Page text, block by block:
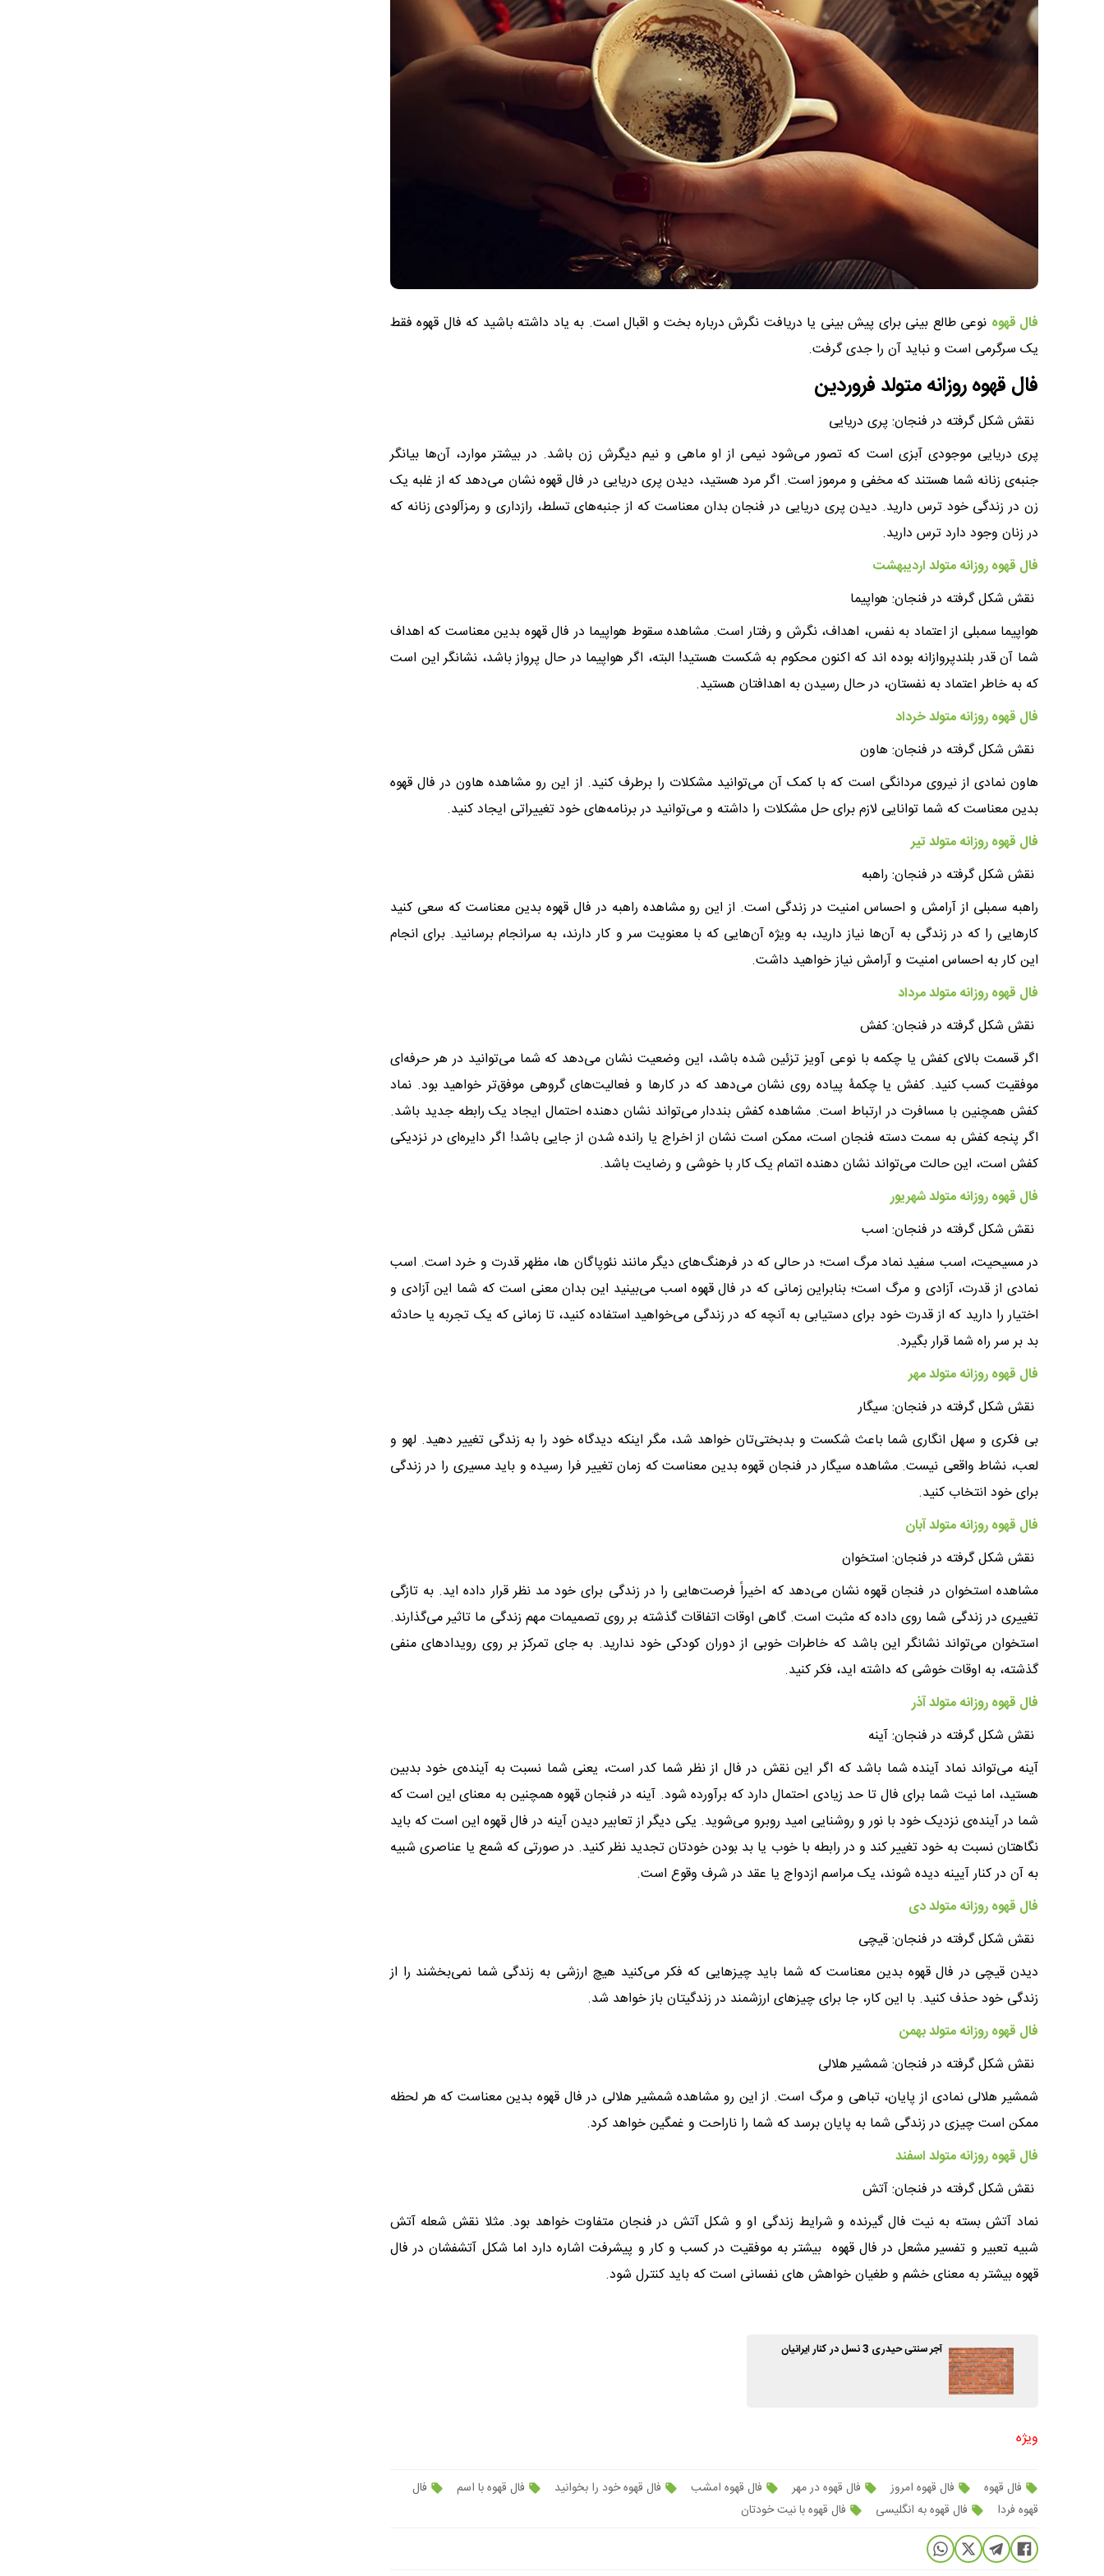
فال قهوه نوعی طالع بینی برای پیش بینی یا دریافت نگرش درباره بخت و اقبال است. به یاد داشته باشید که فال قهوه فقط
یک سرگرمی است و نباید آن را جدی گرفت.
فال قهوه روزانه متولد فروردین
نقش شکل گرفته در فنجان: پری دریایی
پری دریایی موجودی آبزی است که تصور می‌شود نیمی از او ماهی و نیم دیگرش زن باشد. در بیشتر موارد، آن‌ها بیانگر
جنبه‌ی زنانه شما هستند که مخفی و مرموز است. اگر مرد هستید، دیدن پری دریایی در فال قهوه نشان می‌دهد که از غلبه یک
زن در زندگی خود ترس دارید. دیدن پری دریایی در فنجان بدان معناست که از جنبه‌های تسلط، رازداری و رمز‌آلودی زنانه که
در زنان وجود دارد ترس دارید.
فال قهوه روزانه متولد اردیبهشت
نقش شکل گرفته در فنجان: هواپیما
هواپیما سمبلی از اعتماد به نفس، اهداف، نگرش و رفتار است. مشاهده سقوط هواپیما در فال قهوه بدین معناست که اهداف
شما آن قدر بلندپروازانه بوده اند که اکنون محکوم به شکست هستید! البته، اگر هواپیما در حال پرواز باشد، نشانگر این است
که به خاطر اعتماد به نفستان، در حال رسیدن به اهدافتان هستید.
فال قهوه روزانه متولد خرداد
نقش شکل گرفته در فنجان: هاون
هاون نمادی از نیروی مردانگی است که با کمک آن می‌توانید مشکلات را برطرف کنید. از این رو مشاهده هاون در فال قهوه
بدین معناست که شما توانایی لازم برای حل مشکلات را داشته و می‌توانید در برنامه‌های خود تغییراتی ایجاد کنید.
فال قهوه روزانه متولد تیر
نقش شکل گرفته در فنجان: راهبه
راهبه سمبلی از آرامش و احساس امنیت در زندگی است. از این رو مشاهده راهبه در فال قهوه بدین معناست که سعی کنید
کار‌هایی را که در زندگی به آن‌ها نیاز دارید، به ویژه آن‌هایی که با معنویت سر و کار دارند، به سرانجام برسانید. برای انجام
این کار به احساس امنیت و آرامش نیاز خواهید داشت.
فال قهوه روزانه متولد مرداد
نقش شکل گرفته در فنجان: کفش
اگر قسمت بالای کفش یا چکمه با نوعی آویز تزئین شده باشد، این وضعیت نشان می‌دهد که شما می‌توانید در هر حرفه‌ای
موفقیت کسب کنید. کفش یا چکمۀ پیاده روی نشان می‌دهد که در کار‌ها و فعالیت‌های گروهی موفق‌تر خواهید بود. نماد
کفش همچنین با مسافرت در ارتباط است. مشاهده کفش بنددار می‌تواند نشان دهنده احتمال ایجاد یک رابطه جدید باشد.
اگر پنجه کفش به سمت دسته فنجان است، ممکن است نشان از اخراج یا رانده شدن از جایی باشد! اگر دایره‌ای در نزدیکی
کفش است، این حالت می‌تواند نشان دهنده اتمام یک کار با خوشی و رضایت باشد.
فال قهوه روزانه متولد شهریور
نقش شکل گرفته در فنجان: اسب
در مسیحیت، اسب سفید نماد مرگ است؛ در حالی که در فرهنگ‌های دیگر مانند نئوپاگان ها، مظهر قدرت و خرد است. اسب
نمادی از قدرت، آزادی و مرگ است؛ بنابراین زمانی که در فال قهوه اسب می‌بینید این بدان معنی است که شما این آزادی و
اختیار را دارید که از قدرت خود برای دستیابی به آنچه که در زندگی می‌خواهید استفاده کنید، تا زمانی که یک تجربه یا حادثه
بد بر سر راه شما قرار بگیرد.
فال قهوه روزانه متولد مهر
نقش شکل گرفته در فنجان: سیگار
بی فکری و سهل انگاری شما باعث شکست و بدبختی‌تان خواهد شد، مگر اینکه دیدگاه خود را به زندگی تغییر دهید. لهو و
لعب، نشاط واقعی نیست. مشاهده سیگار در فنجان قهوه بدین معناست که زمان تغییر فرا رسیده و باید مسیری را در زندگی
برای خود انتخاب کنید.
فال قهوه روزانه متولد آبان
نقش شکل گرفته در فنجان: استخوان
مشاهده استخوان در فنجان قهوه نشان می‌دهد که اخیراً فرصت‌هایی را در زندگی برای خود مد نظر قرار داده اید. به تازگی
تغییری در زندگی شما روی داده که مثبت است. گاهی اوقات اتفاقات گذشته بر روی تصمیمات مهم زندگی ما تاثیر می‌گذارند.
استخوان می‌تواند نشانگر این باشد که خاطرات خوبی از دوران کودکی خود ندارید. به جای تمرکز بر روی رویداد‌های منفی
گذشته، به اوقات خوشی که داشته اید، فکر کنید.
فال قهوه روزانه متولد آذر
نقش شکل گرفته در فنجان: آینه
آینه می‌تواند نماد آینده شما باشد که اگر این نقش در فال از نظر شما کدر است، یعنی شما نسبت به آینده‌ی خود بدبین
هستید، اما نیت شما برای فال تا حد زیادی احتمال دارد که برآورده شود. آینه در فنجان قهوه همچنین به معنای این است که
شما در آینده‌ی نزدیک خود با نور و روشنایی امید روبرو می‌شوید. یکی دیگر از تعابیر دیدن آینه در فال قهوه این است که باید
نگاهتان نسبت به خود تغییر کند و در رابطه با خوب یا بد بودن خودتان تجدید نظر کنید. در صورتی که شمع یا عناصری شبیه
به آن در کنار آیینه دیده شوند، یک مراسم ازدواج یا عقد در شرف وقوع است.
فال قهوه روزانه متولد دی
نقش شکل گرفته در فنجان: قیچی
دیدن قیچی در فال قهوه بدین معناست که شما باید چیز‌هایی که فکر می‌کنید هیچ ارزشی به زندگی شما نمی‌بخشند را از
زندگی خود حذف کنید. با این کار، جا برای چیز‌های ارزشمند در زندگیتان باز خواهد شد.
فال قهوه روزانه متولد بهمن
نقش شکل گرفته در فنجان: شمشیر هلالی
شمشیر هلالی نمادی از پایان، تباهی و مرگ است. از این رو مشاهده شمشیر هلالی در فال قهوه بدین معناست که هر لحظه
ممکن است چیزی در زندگی شما به پایان برسد که شما را ناراحت و غمگین خواهد کرد.
فال قهوه روزانه متولد اسفند
نقش شکل گرفته در فنجان: آتش
نماد آتش بسته به نیت فال گیرنده و شرایط زندگی او و شکل آتش در فنجان متفاوت خواهد بود. مثلا نقش شعله آتش
شبیه تعبیر و تفسیر مشعل در فال قهوه بیشتر به موفقیت در کسب و کار و پیشرفت اشاره دارد اما شکل آتشفشان در فال
قهوه بیشتر به معنای خشم و طغیان خواهش های نفسانی است که باید کنترل شود.
آجر سنتی حیدری 3 نسل در کنار ایرانیان
ویژه
فال قهوه فال قهوه امروز فال قهوه در مهر فال قهوه امشب فال قهوه خود را بخوانید فال قهوه با اسم
فال
قهوه فردا
فال قهوه به انگلیسی فال قهوه با نیت خودتان